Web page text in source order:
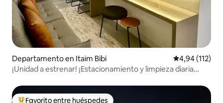
Departamento en Itaim Bibi Calificación
4,94 (112)
¡Unidad a estrenar! ¡Estacionamiento y limpieza diaria
Favorito entre huéspedes